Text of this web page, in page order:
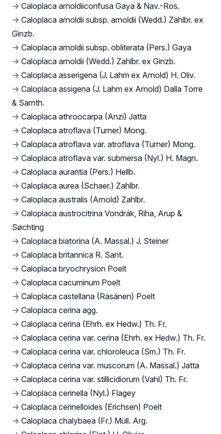
→ Caloplaca arnoldiiconfusa Gaya & Nav.-Ros.
→ Caloplaca arnoldii subsp. arnoldii (Wedd.) Zahlbr. ex
Ginzb.
→ Caloplaca arnoldii subsp. obliterata (Pers.) Gaya
→ Caloplaca arnoldii (Wedd.) Zahlbr. ex Ginzb.
→ Caloplaca asserigena (J. Lahm ex Arnold) H. Oliv.
→ Caloplaca assigena (J. Lahm ex Arnold) Dalla Torre
& Sarnth.
→ Caloplaca athroocarpa (Anzi) Jatta
→ Caloplaca atroflava (Turner) Mong.
→ Caloplaca atroflava var. atroflava (Turner) Mong.
→ Caloplaca atroflava var. submersa (Nyl.) H. Magn.
→ Caloplaca aurantia (Pers.) Hellb.
→ Caloplaca aurea (Schaer.) Zahlbr.
→ Caloplaca australis (Arnold) Zahlbr.
→ Caloplaca austrocitrina Vondrák, Riha, Arup &
Søchting
→ Caloplaca biatorina (A. Massal.) J. Steiner
→ Caloplaca britannica R. Sant.
→ Caloplaca bryochrysion Poelt
→ Caloplaca cacuminum Poelt
→ Caloplaca castellana (Räsänen) Poelt
→ Caloplaca cerina agg.
→ Caloplaca cerina (Ehrh. ex Hedw.) Th. Fr.
→ Caloplaca cerina var. cerina (Ehrh. ex Hedw.) Th. Fr.
→ Caloplaca cerina var. chloroleuca (Sm.) Th. Fr.
→ Caloplaca cerina var. muscorum (A. Massal.) Jatta
→ Caloplaca cerina var. stillicidiorum (Vahl) Th. Fr.
→ Caloplaca cerinella (Nyl.) Flagey
→ Caloplaca cerinelloides (Erichsen) Poelt
→ Caloplaca chalybaea (Fr.) Müll. Arg.